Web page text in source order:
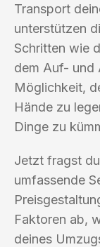
Transport
unterstützen
Schritten wie
dem Auf- und
Möglichkeit,
Hände zu
Dinge zu
Jetzt fragst
umfassende
Faktoren ab,
deines